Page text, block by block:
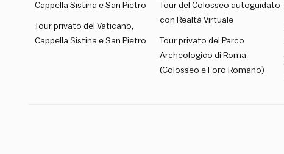
Cappella Sistina e San Pietro
Tour privato del Vaticano,
Cappella Sistina e San Pietro
Tour del Colosseo autoguidato
con Realtà Virtuale
Tour privato del Parco
Archeologico di Roma
(Colosseo e Foro Romano)